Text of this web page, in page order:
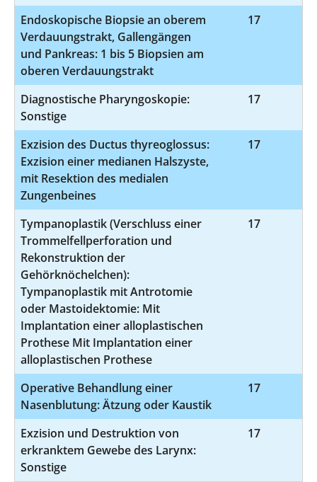
Endoskopische Biopsie an oberem
Verdauungstrakt, Gallengängen
und Pankreas: 1 bis 5 Biopsien am
oberen Verdauungstrakt
17
Diagnostische Pharyngoskopie:
Sonstige
17
Exzision des Ductus thyreoglossus:
Exzision einer medianen Halszyste,
mit Resektion des medialen
Zungenbeines
17
Tympanoplastik (Verschluss einer
Trommelfellperforation und
Rekonstruktion der
Gehörknöchelchen):
Tympanoplastik mit Antrotomie
oder Mastoidektomie: Mit
Implantation einer alloplastischen
Prothese Mit Implantation einer
alloplastischen Prothese
17
Operative Behandlung einer
Nasenblutung: Ätzung oder Kaustik
17
Exzision und Destruktion von
erkranktem Gewebe des Larynx:
Sonstige
17